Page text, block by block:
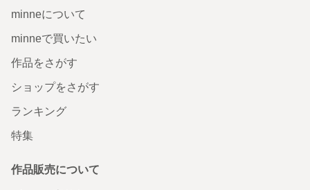
minneについて
minneで買いたい
作品をさがす
ショップをさがす
ランキング
特集
作品販売について